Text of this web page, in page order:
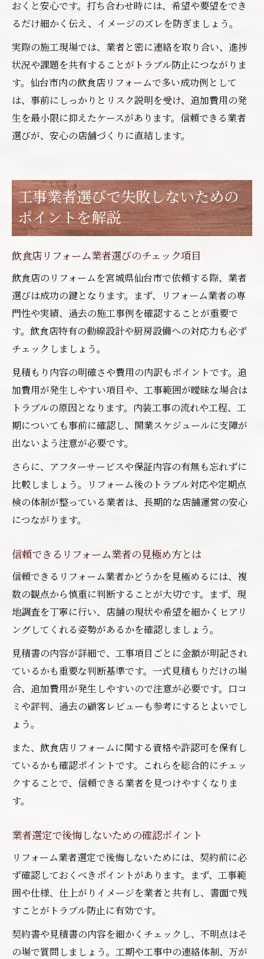
おくと安心です。打ち合わせ時には、希望や要望をでき
るだけ細かく伝え、イメージのズレを防ぎましょう。
実際の施工現場では、業者と密に連絡を取り合い、進捗
状況や課題を共有することがトラブル防止につながりま
す。仙台市内の飲食店リフォームで多い成功例として
は、事前にしっかりとリスク説明を受け、追加費用の発
生を最小限に抑えたケースがあります。信頼できる業者
選びが、安心の店舗づくりに直結します。
工事業者選びで失敗しないための
ポイントを解説
飲食店リフォーム業者選びのチェック項目
飲食店のリフォームを宮城県仙台市で依頼する際、業者
選びは成功の鍵となります。まず、リフォーム業者の専
門性や実績、過去の施工事例を確認することが重要で
す。飲食店特有の動線設計や厨房設備への対応力も必ず
チェックしましょう。
見積もり内容の明確さや費用の内訳もポイントです。追
加費用が発生しやすい項目や、工事範囲が曖昧な場合は
トラブルの原因となります。内装工事の流れや工程、工
期についても事前に確認し、開業スケジュールに支障が
出ないよう注意が必要です。
さらに、アフターサービスや保証内容の有無も忘れずに
比較しましょう。リフォーム後のトラブル対応や定期点
検の体制が整っている業者は、長期的な店舗運営の安心
につながります。
信頼できるリフォーム業者の見極め方とは
信頼できるリフォーム業者かどうかを見極めるには、複
数の観点から慎重に判断することが大切です。まず、現
地調査を丁寧に行い、店舗の現状や希望を細かくヒアリ
ングしてくれる姿勢があるかを確認しましょう。
見積書の内容が詳細で、工事項目ごとに金額が明記され
ているかも重要な判断基準です。一式見積もりだけの場
合、追加費用が発生しやすいので注意が必要です。口コ
ミや評判、過去の顧客レビューも参考にするとよいでし
ょう。
また、飲食店リフォームに関する資格や許認可を保有し
ているかも確認ポイントです。これらを総合的にチェッ
クすることで、信頼できる業者を見つけやすくなりま
す。
業者選定で後悔しないための確認ポイント
リフォーム業者選定で後悔しないためには、契約前に必
ず確認しておくべきポイントがあります。まず、工事範
囲や仕様、仕上がりイメージを業者と共有し、書面で残
すことがトラブル防止に有効です。
契約書や見積書の内容を細かくチェックし、不明点はそ
の場で質問しましょう。工期や工事中の連絡体制、万が